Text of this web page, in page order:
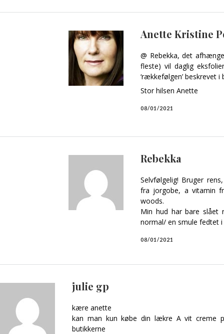
Anette Kristine
@ Rebekka, det
fleste) vil daglig
‘rækkefølgen’ beskrevet
Stor hilsen Anette
08/01/2021
Rebekka
Selvfølgelig! Bruger
fra jorgobe, a vitamin
woods.
Min hud har bare slået
normal/ en smule fedtet
08/01/2021
julie gp
kære anette
kan man kun købe din lækre A vit creme
butikkerne